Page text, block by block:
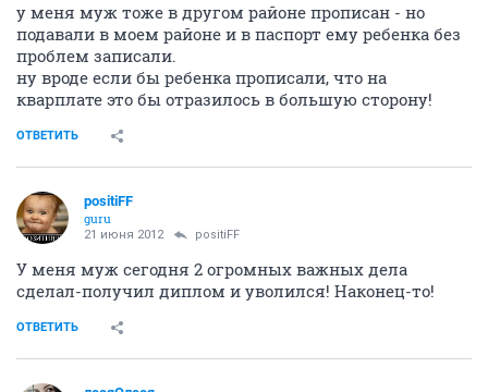
у меня муж тоже в другом районе прописан - но
подавали в моем районе и в паспорт ему ребенка без
проблем записали.
ну вроде если бы ребенка прописали, что на
кварплате это бы отразилось в большую сторону!
ОТВЕТИТЬ
positiFF
guru
21 июня 2012 positiFF
У меня муж сегодня 2 огромных важных дела
сделал-получил диплом и уволился! Наконец-то!
ОТВЕТИТЬ